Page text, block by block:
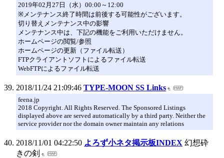
2019年02月27日（水）00:00～12:00
※メンテナンス終了時間は前後する可能性がございます。
切り替えメンテナンス中の影響
メンテナンス中は、下記の機能をご利用いただけません。
ホームページの閲覧/参照
ホームページの更新（ファイル転送）
FTPクライアントソフトによるファイル転送
WebFTPによるファイル転送
2018/11/24 21:09:46 TYPE-MOON SS Links
feena.jp
2018 Copyright. All Rights Reserved. The Sponsored Listings
displayed above are served automatically by a third party. Neither the
service provider nor the domain owner maintain any relations
2018/11/01 04:22:50 よろず小ネタ掲示板INDEX 幻想砕
きの剣